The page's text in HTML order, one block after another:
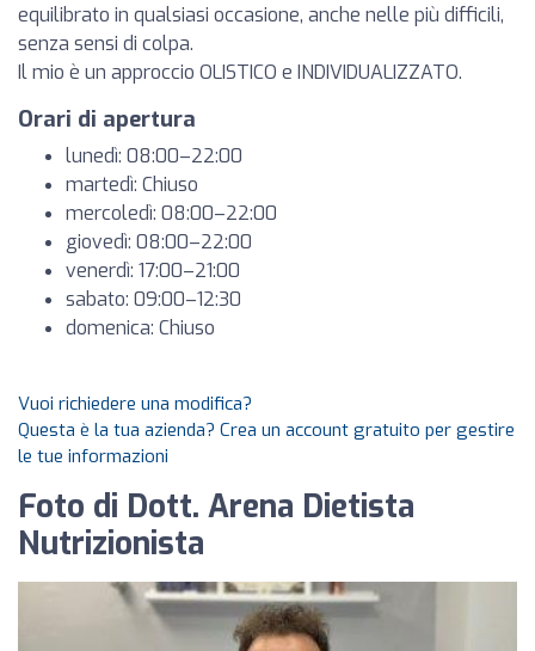
equilibrato in qualsiasi occasione, anche nelle più difficili,
senza sensi di colpa.
Il mio è un approccio OLISTICO e INDIVIDUALIZZATO.
Orari di apertura
lunedì: 08:00–22:00
martedì: Chiuso
mercoledì: 08:00–22:00
giovedì: 08:00–22:00
venerdì: 17:00–21:00
sabato: 09:00–12:30
domenica: Chiuso
Vuoi richiedere una modifica?
Questa è la tua azienda? Crea un account gratuito per gestire
le tue informazioni
Foto di Dott. Arena Dietista
Nutrizionista